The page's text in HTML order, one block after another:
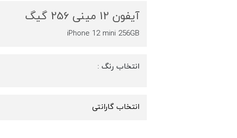
آیفون 12 مینی 256 گیگ
iPhone 12 mini 256GB
انتخاب رنگ :
انتخاب گارانتی